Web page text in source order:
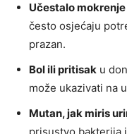
Učestalo mokrenje
često osjećaju
prazan.
Bol ili pritisak u
može ukazivati na
Mutan, jak miris